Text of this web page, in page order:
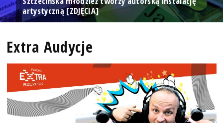
artystyczną [ZDJĘCIA]
Extra Audycje